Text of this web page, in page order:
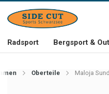
Radsport Bergsport &
Oberteile Maloja